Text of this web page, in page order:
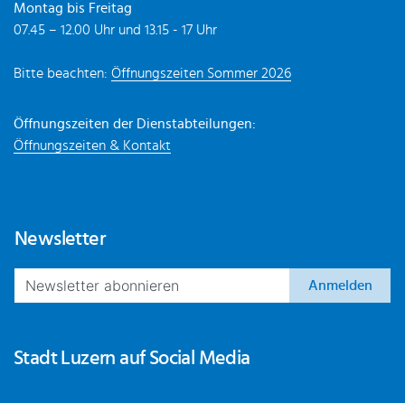
Montag bis Freitag
07.45 – 12.00 Uhr und 13.15 - 17 Uhr
Bitte beachten: Öffnungszeiten Sommer 2026
Öffnungszeiten der Dienstabteilungen:
Öffnungszeiten & Kontakt
Newsletter
Anmelden
Stadt Luzern auf Social Media